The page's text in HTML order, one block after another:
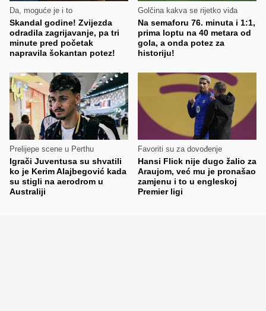
Da, moguće je i to
Skandal godine! Zvijezda
odradila zagrijavanje, pa tri
minute pred početak
napravila šokantan potez!
Golčina kakva se rijetko viđa
Na semaforu 76. minuta i 1:1,
prima loptu na 40 metara od
gola, a onda potez za
historiju!
Prelijepe scene u Perthu
Igrači Juventusa su shvatili
ko je Kerim Alajbegović kada
su stigli na aerodrom u
Australiji
Favoriti su za dovođenje
Hansi Flick nije dugo žalio za
Araujom, već mu je pronašao
zamjenu i to u engleskoj
Premier ligi